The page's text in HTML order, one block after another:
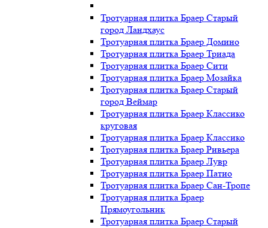
Тротуарная плитка Браер Старый
город Ландхаус
Тротуарная плитка Браер Домино
Тротуарная плитка Браер Триада
Тротуарная плитка Браер Сити
Тротуарная плитка Браер Мозайка
Тротуарная плитка Браер Старый
город Веймар
Тротуарная плитка Браер Классико
круговая
Тротуарная плитка Браер Классико
Тротуарная плитка Браер Ривьера
Тротуарная плитка Браер Лувр
Тротуарная плитка Браер Патио
Тротуарная плитка Браер Сан-Тропе
Тротуарная плитка Браер
Прямоугольник
Тротуарная плитка Браер Старый